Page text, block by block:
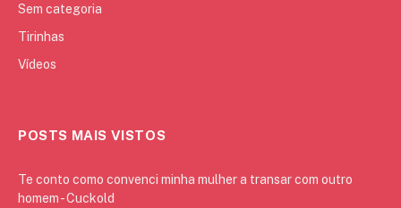
Sem categoria
Tirinhas
Vídeos
POSTS MAIS VISTOS
Te conto como convenci minha mulher a transar com outro
homem - Cuckold